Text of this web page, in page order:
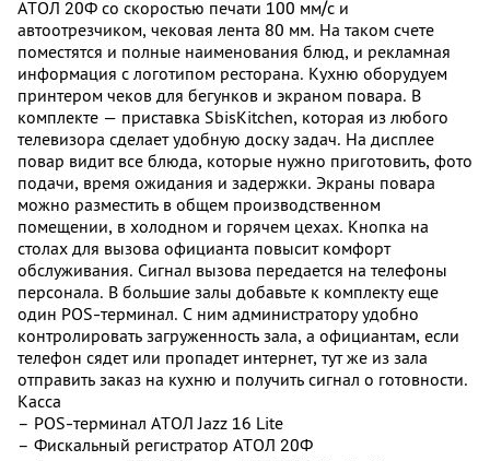
АТОЛ 20Ф со скоростью печати 100 мм/с и
автоотрезчиком, чековая лента 80 мм. На таком счете
поместятся и полные наименования блюд, и рекламная
информация с логотипом ресторана. Кухню оборудуем
принтером чеков для бегунков и экраном повара. В
комплекте — приставка SbisKitchen, которая из любого
телевизора сделает удобную доску задач. На дисплее
повар видит все блюда, которые нужно приготовить, фото
подачи, время ожидания и задержки. Экраны повара
можно разместить в общем производственном
помещении, в холодном и горячем цехах. Кнопка на
столах для вызова официанта повысит комфорт
обслуживания. Сигнал вызова передается на телефоны
персонала. В большие залы добавьте к комплекту еще
один POS-терминал. С ним администратору удобно
контролировать загруженность зала, а официантам, если
телефон сядет или пропадет интернет, тут же из зала
отправить заказ на кухню и получить сигнал о готовности.
Касса
– POS-терминал АТОЛ Jazz 16 Lite
– Фискальный регистратор АТОЛ 20Ф